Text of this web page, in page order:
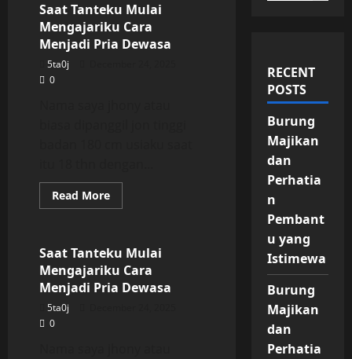
Saat Tanteku Mulai
Mengajariku Cara
Menjadi Pria Dewasa
5ta0j
0
Read MoreRead
more
Mulai
Mengajariku
Cara
Menjadi
Pria
Uncategorized
Saat Tanteku Mulai
Mengajariku Cara
Menjadi Pria Dewasa
5ta0j
0
RECENT
POSTS
Burung
Majikan
dan
Perhatia
n
Pembant
u yang
Istimewa
Burung
Majikan
dan
Perhatia